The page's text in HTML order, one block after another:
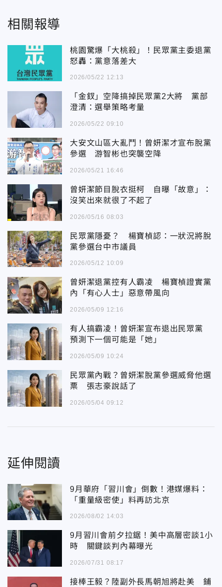
相關報導
桃園驚爆「大桃殺」！民眾黨主委退黨
怒轟：黨意落差大
2026/05/22 12:13
「金釵」空降搞掉民眾黨2大將 黨部
澄清：選舉策略考量
2026/05/22 09:10
大安文山區大亂鬥！曾妍潔才宣布脫黨
參選 游智彬也突襲空降
2026/05/21 16:46
曾妍潔節目脫衣挺柯 自曝「故意」：
沒笑出來就很了不起了
2026/05/16 08:03
民眾黨隱憂？ 楊寶楨認：一狀況將脫
黨參選台中市議員
2026/05/12 10:09
曾妍潔退黨控有人霸凌 楊寶楨證實黨
內「有心人士」惡意帶風向
2026/05/09 12:16
有人搞霸凌！曾妍潔宣布退出民眾黨
預測下一個可能是「她」
2026/05/09 10:24
民眾黨內戰？曾妍潔脫黨參選威脅他選
票 張志豪說話了
2026/05/04 09:12
延伸閱讀
9月華府「習川會」倒數！港媒爆料：
「重量級密使」料再訪北京
2026/08/02 14:03
9月習川會前夕拉鋸！美中高層密談1小
時 關鍵談判內幕曝光
2026/07/31 08:17
接棒王毅？陸副外長馬朝旭將赴美 鋪